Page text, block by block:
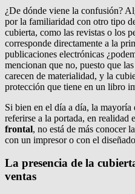
¿De dónde viene la confusión?
por la familiaridad con otro tipo
cubierta, como las revistas o los
corresponde directamente a la
publicaciones electrónicas
mencionan que no, puesto que
carecen de materialidad, y la
protección que tiene en un libro
Si bien en el día a día, la mayoría
referirse a la portada, en realidad
frontal, no está de más conocer
con un impresor o con el
La presencia de la
ventas